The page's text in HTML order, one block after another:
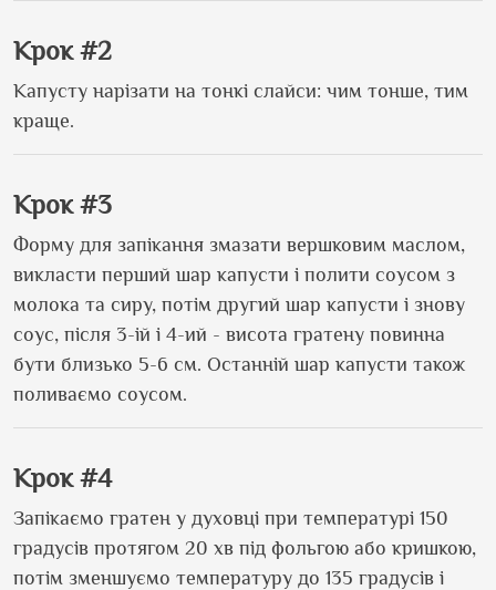
Крок #2
Капусту нарізати на тонкі слайси: чим тонше, тим
краще.
Крок #3
Форму для запікання змазати вершковим маслом,
викласти перший шар капусти і полити соусом з
молока та сиру, потім другий шар капусти і знову
соус, після 3-ій і 4-ий - висота гратену повинна
бути близько 5-6 см. Останній шар капусти також
поливаємо соусом.
Крок #4
Запікаємо гратен у духовці при температурі 150
градусів протягом 20 хв під фольгою або кришкою,
потім зменшуємо температуру до 135 градусів і